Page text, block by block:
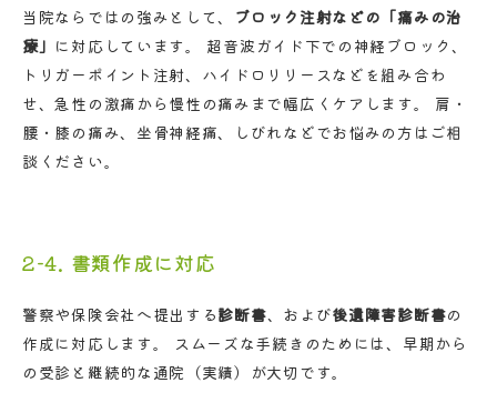
当院ならではの強みとして、 ブロック注射などの「痛みの治
療」 に対応しています。 超音波ガイド下での神経ブロック、
トリガーポイント注射、ハイドロリリースなどを組み合わ
せ、急性の激痛から慢性の痛みまで幅広くケアします。 肩・
腰・膝の痛み、坐骨神経痛、しびれなどでお悩みの方はご相
談ください。
2-4. 書類作成に対応
警察や保険会社へ提出する診断書、および後遺障害診断書の
作成に対応します。 スムーズな手続きのためには、早期から
の受診と継続的な通院（実績）が大切です。